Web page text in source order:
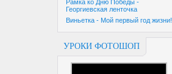
Рамка ко Дню Победы -
Георгиевская ленточка
Виньетка - Мой первый год жизни!
УРОКИ ФОТОШОП